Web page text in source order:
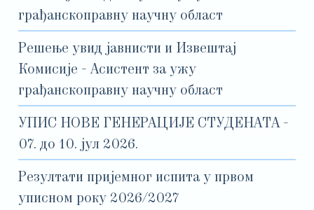
грађанскоправну научну област
Решење увид јавнисти и Извештај
Комисије - Асистент за ужу
грађанскоправну научну област
УПИС НОВЕ ГЕНЕРАЦИЈЕ СТУДЕНАТА -
07. до 10. јул 2026.
Резултати пријемног испита у првом
уписном року 2026/2027